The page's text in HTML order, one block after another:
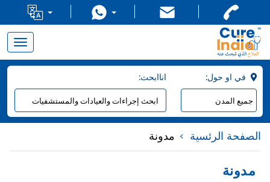
Toggle
navigation
:اناابحث
الصفحة الرئسية مدونة
مدونة